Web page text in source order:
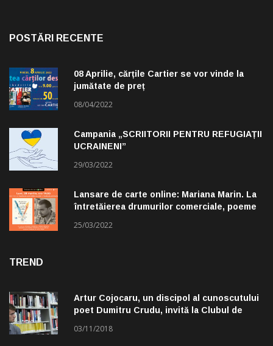
POSTĂRI RECENTE
08 Aprilie, cărțile Cartier se vor vinde la
jumătate de preț
08/04/2022
Campania „SCRIITORII PENTRU REFUGIAȚII
UCRAINENI”
29/03/2022
Lansare de carte online: Mariana Marin. La
întretăierea drumurilor comerciale, poeme
25/03/2022
TREND
Artur Cojocaru, un discipol al cunoscutului
poet Dumitru Crudu, invită la Clubul de
03/11/2018